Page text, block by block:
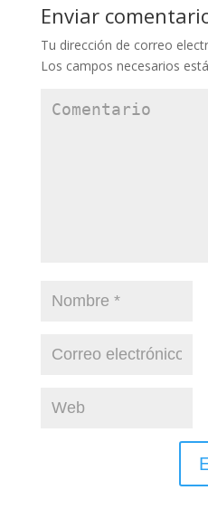
Enviar
Tu dirección de correo
Los campos necesarios